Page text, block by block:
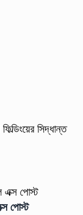
সিদ্ধান্ত
পোস্ট